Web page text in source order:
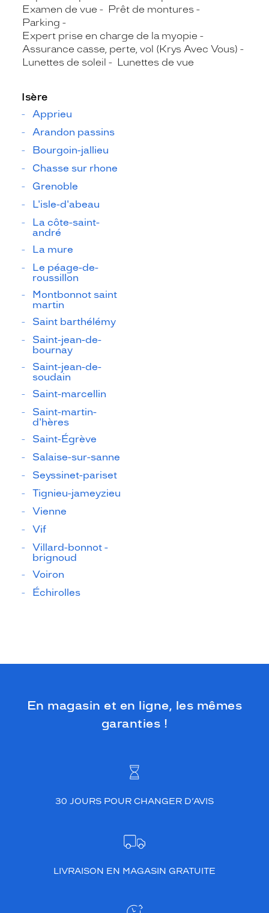
Examen de vue
Prêt de montures
Parking
Expert prise en charge de la myopie
Assurance casse, perte, vol (Krys Avec Vous)
Lunettes de soleil
Lunettes de vue
Isère
Apprieu
Arandon passins
Bourgoin-jallieu
Chasse sur rhone
Grenoble
L'isle-d'abeau
La côte-saint-
andré
La mure
Le péage-de-
roussillon
Montbonnot saint
martin
Saint barthélémy
Saint-jean-de-
bournay
Saint-jean-de-
soudain
Saint-marcellin
Saint-martin-
d'hères
Saint-Égrève
Salaise-sur-sanne
Seyssinet-pariset
Tignieu-jameyzieu
Vienne
Vif
Villard-bonnot -
brignoud
Voiron
Échirolles
En magasin et en ligne, les mêmes
garanties !
30 JOURS POUR CHANGER D’AVIS
LIVRAISON EN MAGASIN GRATUITE